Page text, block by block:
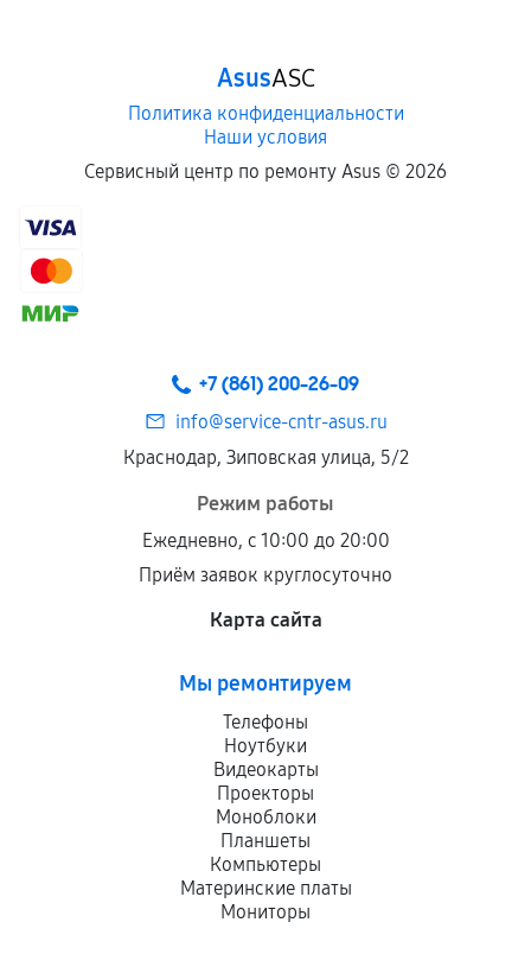
AsusASC
Политика конфиденциальности
Наши условия
Сервисный центр по ремонту Asus © 2026
+7 (861) 200-26-09
info@service-cntr-asus.ru
Краснодар, Зиповская улица, 5/2
Режим работы
Ежедневно, с 10:00 до 20:00
Приём заявок круглосуточно
Карта сайта
Мы ремонтируем
Телефоны
Ноутбуки
Видеокарты
Проекторы
Моноблоки
Планшеты
Компьютеры
Материнские платы
Мониторы